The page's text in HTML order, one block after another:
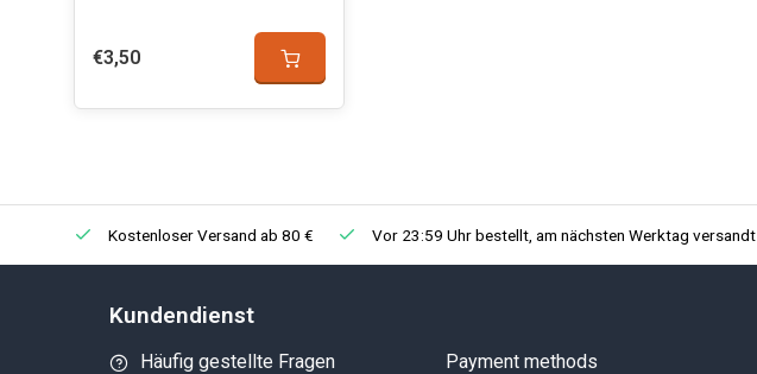
€3,50
Kostenloser Versand ab 80 € Vor 23:59 Uhr bestellt, am nächsten Werktag versandt
Kundendienst
Häufig gestellte Fragen Payment methods